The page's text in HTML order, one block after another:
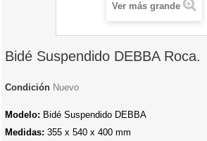
Ver más grande
Bidé Suspendido DEBBA Roca.
Condición Nuevo
Modelo: Bidé Suspendido DEBBA
Medidas: 355 x 540 x 400 mm